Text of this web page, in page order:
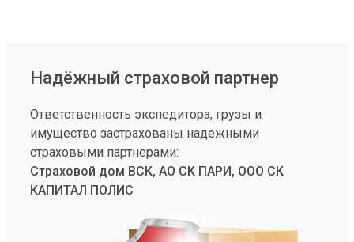
Надёжный страховой партнер
Ответственность экспедитора, грузы и
имущество застрахованы надежными
страховыми партнерами:
Страховой дом ВСК, АО СК ПАРИ, ООО СК
КАПИТАЛ ПОЛИС